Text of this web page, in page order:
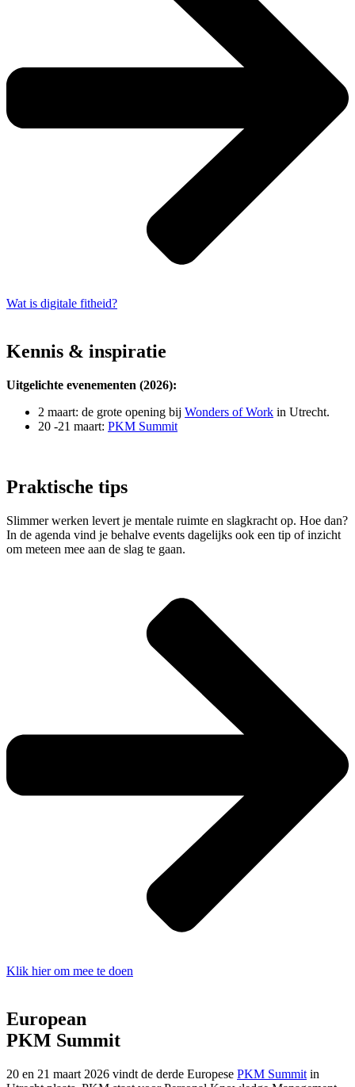
Wat is digitale fitheid?
Kennis & inspiratie
Uitgelichte evenementen (2026):
2 maart: de grote opening bij Wonders of Work in Utrecht.
20 -21 maart: PKM Summit
Praktische tips
Slimmer werken levert je mentale ruimte en slagkracht op. Hoe dan?
In de agenda vind je behalve events dagelijks ook een tip of inzicht
om meteen mee aan de slag te gaan.
Klik hier om mee te doen
European
PKM Summit
20 en 21 maart 2026 vindt de derde Europese PKM Summit in